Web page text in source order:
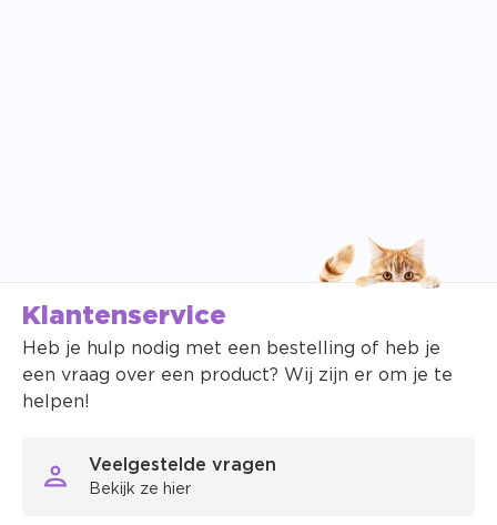
Klantenservice
Heb je hulp nodig met een bestelling of heb je
een vraag over een product? Wij zijn er om je te
helpen!
Veelgestelde vragen
Bekijk ze hier